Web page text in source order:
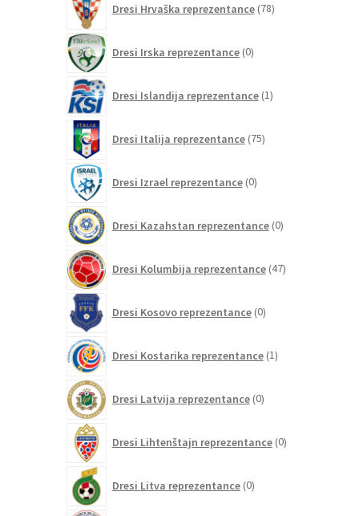
Dresi Hrvaška reprezentance 78izdelkov
Dresi Irska reprezentance 0izdelkov
Dresi Islandija reprezentance 1izdelek
Dresi Italija reprezentance 75izdelkov
Dresi Izrael reprezentance 0izdelkov
Dresi Kazahstan reprezentance 0izdelkov
Dresi Kolumbija reprezentance 47izdelkov
Dresi Kosovo reprezentance 0izdelkov
Dresi Kostarika reprezentance 1izdelek
Dresi Latvija reprezentance 0izdelkov
Dresi Lihtenštajn reprezentance 0izdelkov
Dresi Litva reprezentance 0izdelkov